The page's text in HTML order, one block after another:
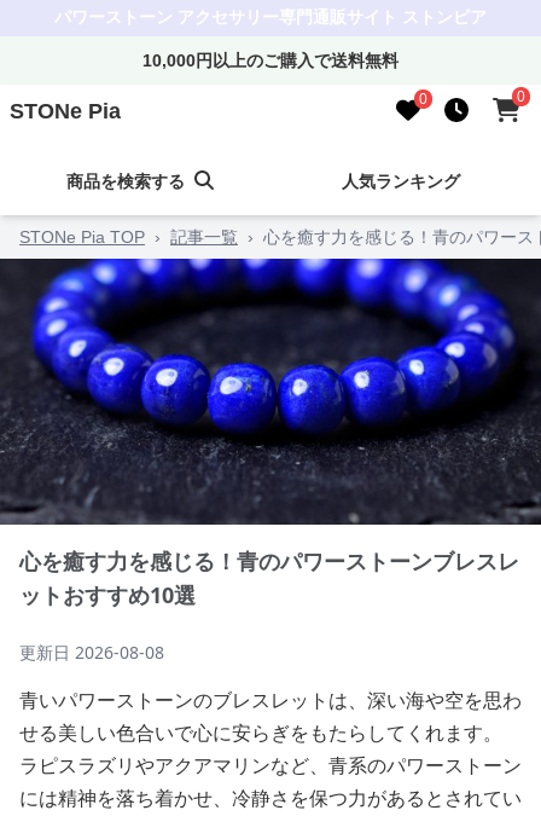
パワーストーン アクセサリー専門通販サイト ストンピア
10,000円以上のご購入で送料無料
STONe Pia 0 0
商品を検索する 人気ランキング
STONe Pia TOP › 記事一覧 › 心を癒す力を感じる！青のパワー
心を癒す力を感じる！青のパワーストーンブレスレ
ットおすすめ10選
更新日 2026-08-08
青いパワーストーンのブレスレットは、深い海や空を思わ
せる美しい色合いで心に安らぎをもたらしてくれます。
ラピスラズリやアクアマリンなど、青系のパワーストーン
には精神を落ち着かせ、冷静さを保つ力があるとされてい